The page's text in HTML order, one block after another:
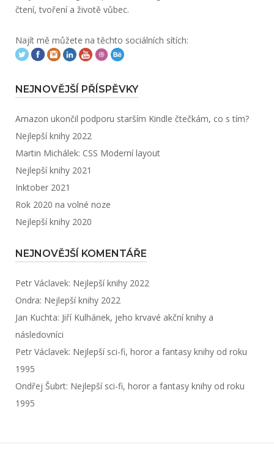
čtení, tvoření a životě vůbec.
Najít mě můžete na těchto sociálních sítích:
NEJNOVĚJŠÍ PŘÍSPĚVKY
Amazon ukončil podporu starším Kindle čtečkám, co s tím?
Nejlepší knihy 2022
Martin Michálek: CSS Moderní layout
Nejlepší knihy 2021
Inktober 2021
Rok 2020 na volné noze
Nejlepší knihy 2020
NEJNOVĚJŠÍ KOMENTÁŘE
Petr Václavek: Nejlepší knihy 2022
Ondra: Nejlepší knihy 2022
Jan Kuchta: Jiří Kulhánek, jeho krvavé akční knihy a
následovníci
Petr Václavek: Nejlepší sci-fi, horor a fantasy knihy od roku
1995
Ondřej Šubrt: Nejlepší sci-fi, horor a fantasy knihy od roku
1995